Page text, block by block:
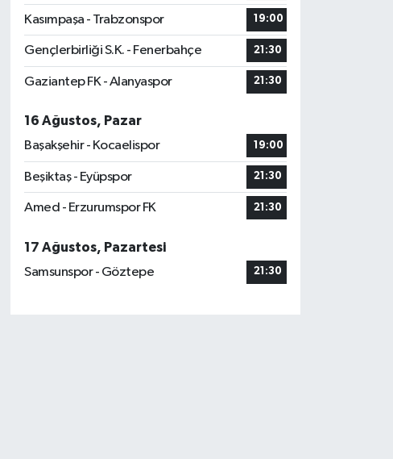
Kasımpaşa - Trabzonspor 19:00
Gençlerbirliği S.K. - Fenerbahçe 21:30
Gaziantep FK - Alanyaspor 21:30
16 Ağustos, Pazar
Başakşehir - Kocaelispor
19:00
Beşiktaş - Eyüpspor 21:30
Amed - Erzurumspor FK 21:30
17 Ağustos, Pazartesi
Samsunspor - Göztepe
21:30